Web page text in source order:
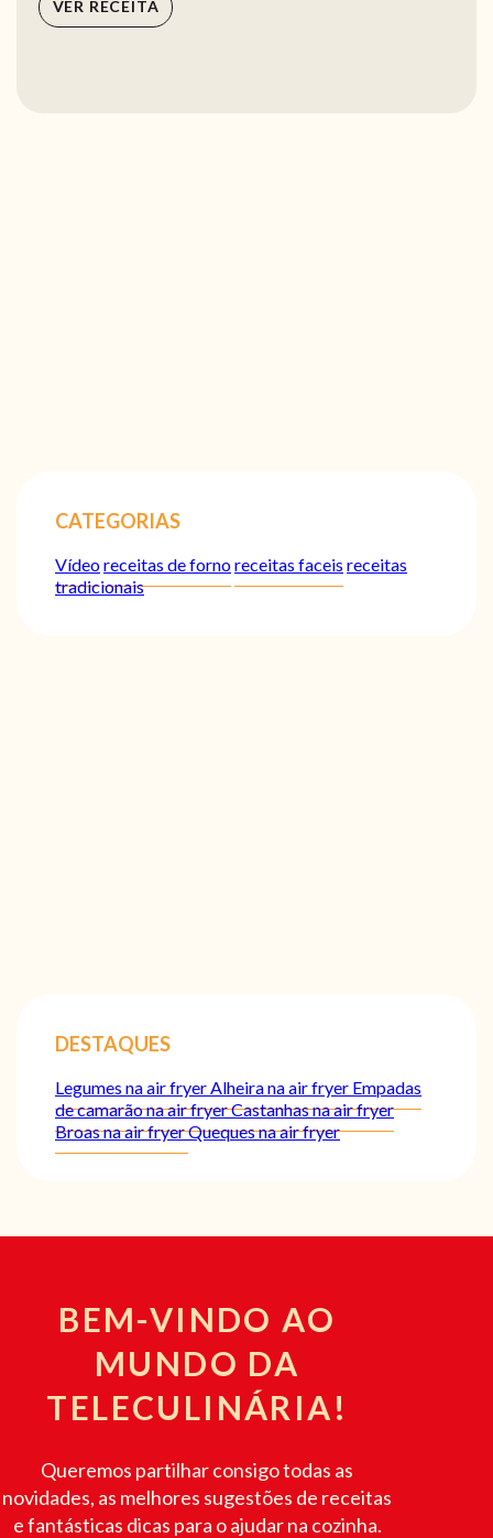
VER RECEITA
CATEGORIAS
Vídeoreceitas de fornoreceitas faceis receitas
tradicionais
DESTAQUES
Legumes na air fryer Alheira na air fryer Empadas
de camarão na air fryerCastanhas na air fryer
Broas na air fryerQueques na air fryer
BEM-VINDO AO
MUNDO DA
TELECULINÁRIA!
Queremos partilhar consigo todas as
novidades, as melhores sugestões de receitas
e fantásticas dicas para o ajudar na cozinha.